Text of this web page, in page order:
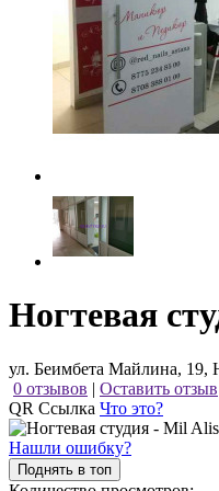
Ногтевая
ул. Беимбета Майлина, 19,
0 отзывов | Оставить отзыв
QR Ссылка Что это?
Нашли ошибку?
Поднять в топ